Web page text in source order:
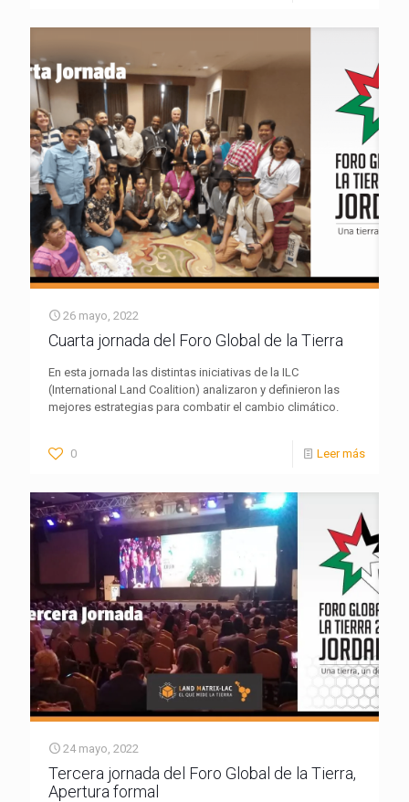
26 mayo, 2022
Cuarta jornada del Foro Global de la Tierra
En esta jornada las distintas iniciativas de la ILC
(International Land Coalition) analizaron y definieron las
mejores estrategias para combatir el cambio climático.
0 Leer más
24 mayo, 2022
Tercera jornada del Foro Global de la Tierra,
Apertura formal